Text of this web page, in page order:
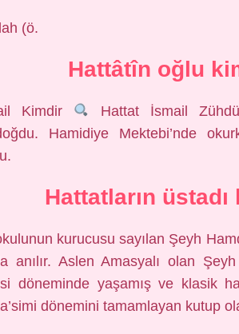
(ö.
Hattâtîn oğlu
Kimdir⁣⁣
Hattat İsmail
Hamidiye Mektebi’nde
Hattatların
kurucusu sayılan Şeyh
anılır. Aslen Amasyalı olan
döneminde yaşamış ve klasik
dönemini tamamlayan kutup